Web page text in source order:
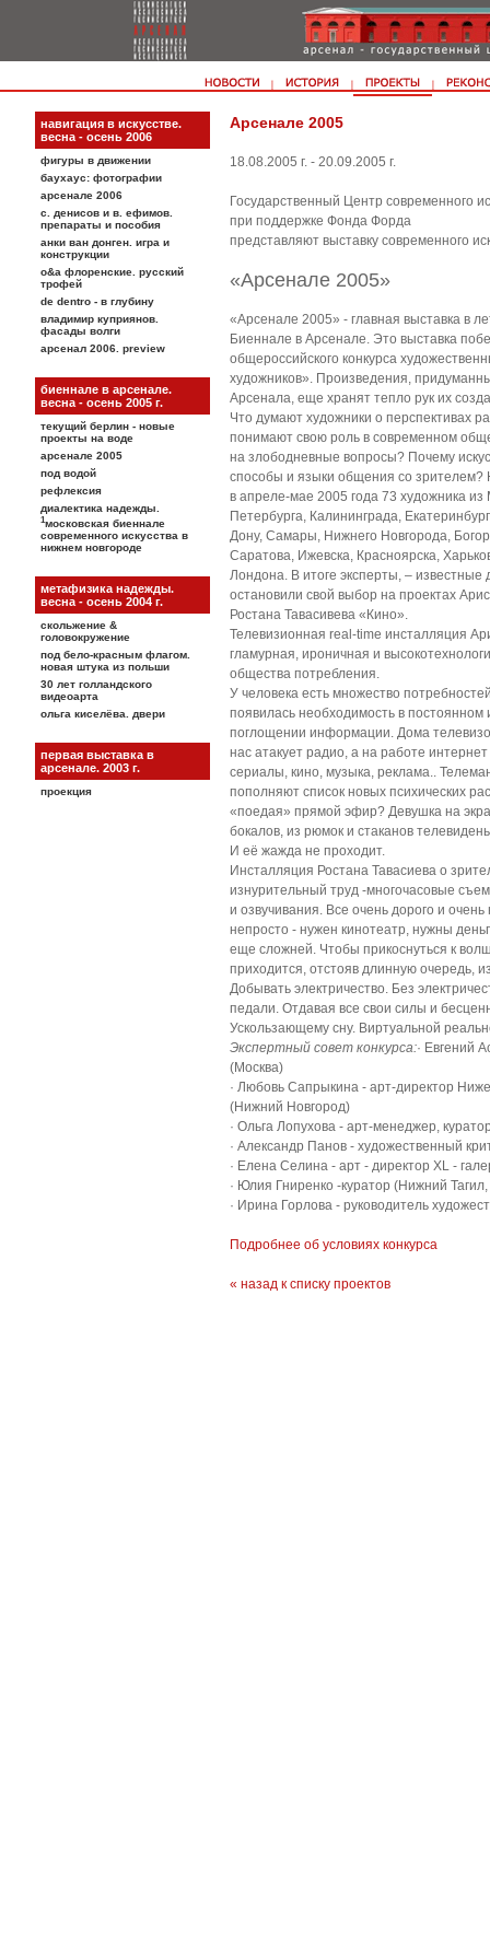
навигация в искусстве.
весна - осень 2006
фигуры в движении
баухаус: фотографии
арсенале 2006
с. денисов и в. eфимов.
препараты и пособия
анки ван донген. игра и
конструкции
о&a флоренские. русский
трофей
de dentro - в глубину
владимир куприянов.
фасады волги
арсенал 2006. preview
биеннале в арсенале.
весна - осень 2005 г.
текущий берлин - новые
проекты на воде
арсенале 2005
под водой
рефлексия
диалектика надежды.
1московская биеннале
современного искусства в
нижнем новгороде
метафизика надежды.
весна - осень 2004 г.
скольжение &
головокружение
под бело-красным флагом.
новая штука из польши
30 лет голландского
видеоарта
ольга киселёва. двери
первая выставка в
арсенале. 2003 г.
проекция
Арсенале 2005
18.08.2005 г. - 20.09.2005 г.
Государственный Центр современного
при поддержке Фонда Форда
представляют выставку современного
«Арсенале 2005»
«Арсенале 2005» - главная выставка в
Биеннале в Арсенале. Это выставка
общероссийского конкурса
художников». Произведения,
Арсенала, еще хранят тепло рук их
Что думают художники о перспективах
понимают свою роль в современном
на злободневные вопросы? Почему
способы и языки общения со зрителем?
в апреле-мае 2005 года 73 художника
Петербурга, Калининграда,
Дону, Самары, Нижнего Новгорода,
Саратова, Ижевска, Красноярска,
Лондона. В итоге эксперты, – известные
остановили свой выбор на проектах
Ростана Тавасивева «Кино».
Телевизионная real-time инсталляция
гламурная, ироничная и
общества потребления.
У человека есть множество
появилась необходимость в
поглощении информации. Дома
нас атакует радио, а на работе
сериалы, кино, музыка, реклама..
пополняют список новых психических
«поедая» прямой эфир? Девушка на
бокалов, из рюмок и стаканов
И её жажда не проходит.
Инсталляция Ростана Тавасиева о
изнурительный труд -многочасовые
и озвучивания. Все очень дорого и
непросто - нужен кинотеатр, нужны
еще сложней. Чтобы прикоснуться к
приходится, отстояв длинную очередь,
Добывать электричество. Без
педали. Отдавая все свои силы и
Ускользающему сну. Виртуальной
Экспертный совет конкурса:· Евгений
(Москва)
· Любовь Сапрыкина - арт-директор
(Нижний Новгород)
· Ольга Лопухова - арт-менеджер,
· Александр Панов - художественный
· Елена Селина - арт - директор XL -
· Юлия Гниренко -куратор (Нижний
· Ирина Горлова - руководитель
Подробнее об условиях конкурса
« назад к списку проектов